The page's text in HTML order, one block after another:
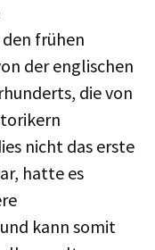
frühen
der englischen
die von
nicht das erste
hatte es
kann somit